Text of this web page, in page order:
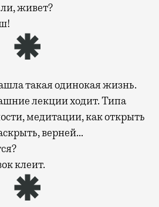
живет?
такая одинокая жизнь.
лекции ходит. Типа
медитации, как открыть
верней…
клеит.